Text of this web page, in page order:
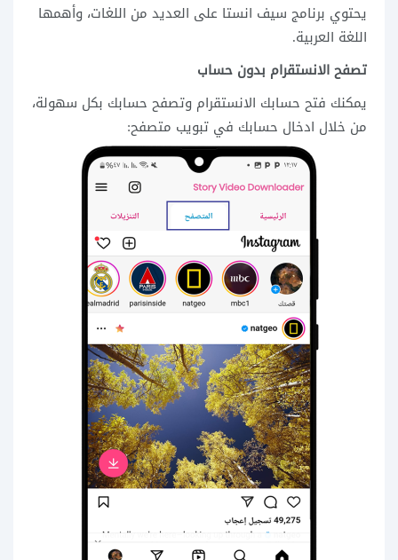
يحتوي برنامج سيف انستا على العديد من اللغات، وأهمها
اللغة العربية.
تصفح الانستقرام بدون حساب
يمكنك فتح حسابك الانستقرام وتصفح حسابك بكل سهولة،
من خلال ادخال حسابك في تبويب متصفح: